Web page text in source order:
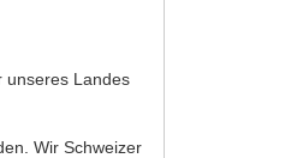
unseres Landes
Wir Schweizer